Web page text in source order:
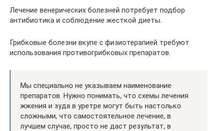
Лечение венерических болезней потребует подбор
антибиотика и соблюдение жесткой диеты.
Грибковые болезни вкупе с физиотерапией требуют
использования противогрибковых препаратов.
Мы специально не указываем наименование
препаратов. Нужно понимать, что схемы лечения
жжения и зуда в уретре могут быть настолько
сложными, что самостоятельное лечение, в
лучшем случае, просто не даст результат, в